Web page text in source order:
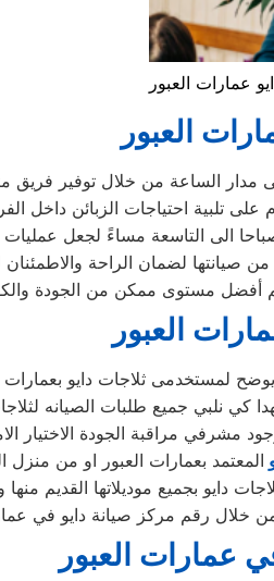
عمارات العبور
العبور
مدار الساعة من خلال توفير فريق
الى التاسعة مساءً لجعل عمليات
العبور
لمستخدمى ثلاجات دايو بعمارات
مشرفي مراقبة الجودة الاختيار
عمارات العبور